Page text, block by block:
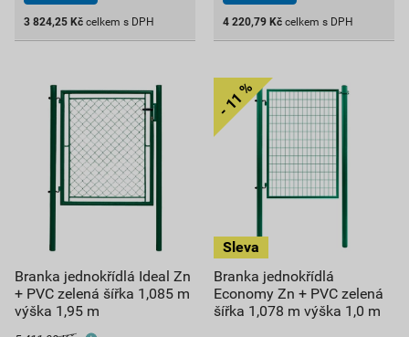
3 824,25 Kč celkem s DPH 4 220,79 Kč celkem s DPH
Branka jednokřídlá Ideal Zn
+ PVC zelená šířka 1,085 m
výška 1,95 m
Branka jednokřídlá
Economy Zn + PVC zelená
šířka 1,078 m výška 1,0 m